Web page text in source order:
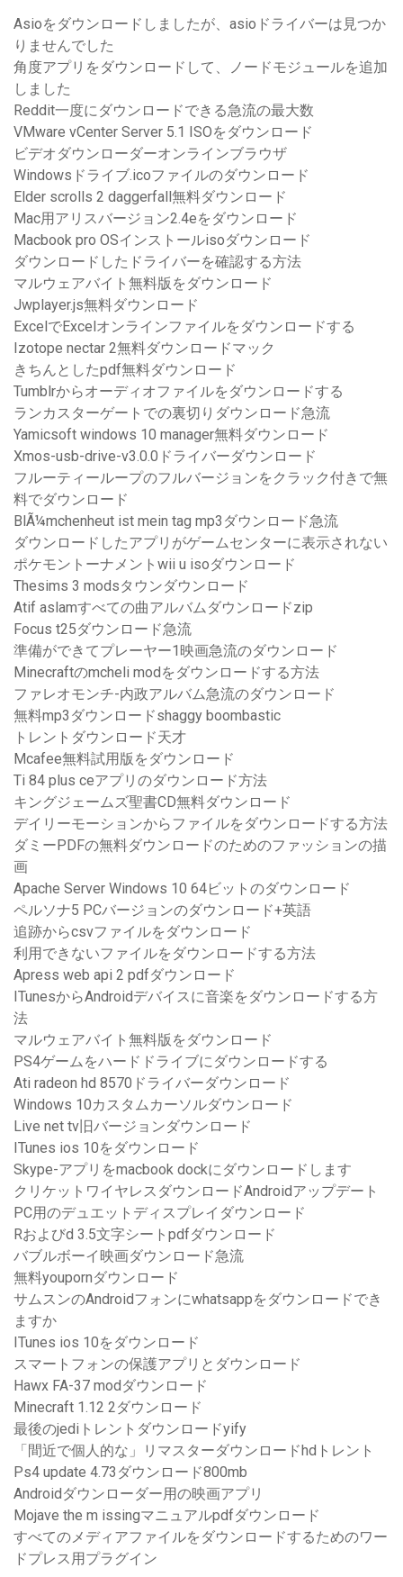
Asioをダウンロードしましたが、asioドライバーは見つか
りませんでした
角度アプリをダウンロードして、ノードモジュールを追加
しました
Reddit一度にダウンロードできる急流の最大数
VMware vCenter Server 5.1 ISOをダウンロード
ビデオダウンローダーオンラインブラウザ
Windowsドライブ.icoファイルのダウンロード
Elder scrolls 2 daggerfall無料ダウンロード
Mac用アリスバージョン2.4eをダウンロード
Macbook pro OSインストールisoダウンロード
ダウンロードしたドライバーを確認する方法
マルウェアバイト無料版をダウンロード
Jwplayer.js無料ダウンロード
ExcelでExcelオンラインファイルをダウンロードする
Izotope nectar 2無料ダウンロードマック
きちんとしたpdf無料ダウンロード
Tumblrからオーディオファイルをダウンロードする
ランカスターゲートでの裏切りダウンロード急流
Yamicsoft windows 10 manager無料ダウンロード
Xmos-usb-drive-v3.0.0ドライバーダウンロード
フルーティーループのフルバージョンをクラック付きで無
料でダウンロード
BlÃ¼mchenheut ist mein tag mp3ダウンロード急流
ダウンロードしたアプリがゲームセンターに表示されない
ポケモントーナメントwii u isoダウンロード
Thesims 3 modsタウンダウンロード
Atif aslamすべての曲アルバムダウンロードzip
Focus t25ダウンロード急流
準備ができてプレーヤー1映画急流のダウンロード
Minecraftのmcheli modをダウンロードする方法
ファレオモンチ-内政アルバム急流のダウンロード
無料mp3ダウンロードshaggy boombastic
トレントダウンロード天才
Mcafee無料試用版をダウンロード
Ti 84 plus ceアプリのダウンロード方法
キングジェームズ聖書CD無料ダウンロード
デイリーモーションからファイルをダウンロードする方法
ダミーPDFの無料ダウンロードのためのファッションの描
画
Apache Server Windows 10 64ビットのダウンロード
ペルソナ5 PCバージョンのダウンロード+英語
追跡からcsvファイルをダウンロード
利用できないファイルをダウンロードする方法
Apress web api 2 pdfダウンロード
ITunesからAndroidデバイスに音楽をダウンロードする方
法
マルウェアバイト無料版をダウンロード
PS4ゲームをハードドライブにダウンロードする
Ati radeon hd 8570ドライバーダウンロード
Windows 10カスタムカーソルダウンロード
Live net tv旧バージョンダウンロード
ITunes ios 10をダウンロード
Skype-アプリをmacbook dockにダウンロードします
クリケットワイヤレスダウンロードAndroidアップデート
PC用のデュエットディスプレイダウンロード
Rおよびd 3.5文字シートpdfダウンロード
バブルボーイ映画ダウンロード急流
無料youpornダウンロード
サムスンのAndroidフォンにwhatsappをダウンロードでき
ますか
ITunes ios 10をダウンロード
スマートフォンの保護アプリとダウンロード
Hawx FA-37 modダウンロード
Minecraft 1.12 2ダウンロード
最後のjediトレントダウンロードyify
「間近で個人的な」リマスターダウンロードhdトレント
Ps4 update 4.73ダウンロード800mb
Androidダウンローダー用の映画アプリ
Mojave the m issingマニュアルpdfダウンロード
すべてのメディアファイルをダウンロードするためのワー
ドプレス用プラグイン